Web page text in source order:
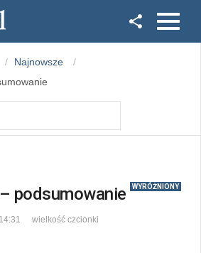
Instagram
Najnowsze
podsumowanie WYRÓŻNIONY
wielkość czcionki